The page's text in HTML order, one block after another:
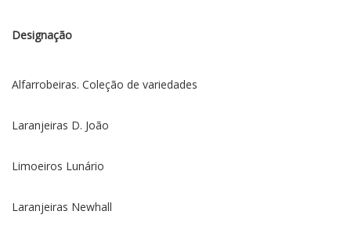
Designação
Alfarrobeiras. Coleção de variedades
Laranjeiras D. João
Limoeiros Lunário
Laranjeiras Newhall